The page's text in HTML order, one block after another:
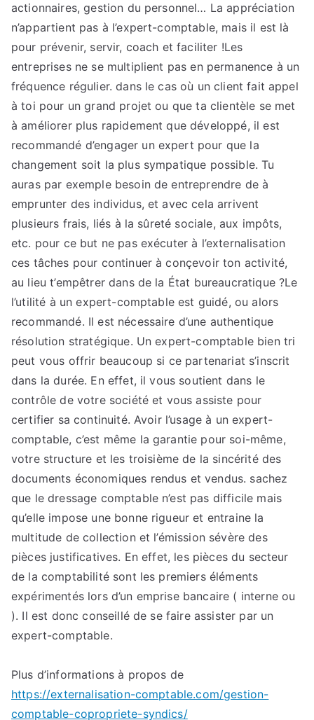
actionnaires, gestion du personnel… La appréciation
n’appartient pas à l’expert-comptable, mais il est là
pour prévenir, servir, coach et faciliter !Les
entreprises ne se multiplient pas en permanence à un
fréquence régulier. dans le cas où un client fait appel
à toi pour un grand projet ou que ta clientèle se met
à améliorer plus rapidement que développé, il est
recommandé d’engager un expert pour que la
changement soit la plus sympatique possible. Tu
auras par exemple besoin de entreprendre de à
emprunter des individus, et avec cela arrivent
plusieurs frais, liés à la sûreté sociale, aux impôts,
etc. pour ce but ne pas exécuter à l’externalisation
ces tâches pour continuer à conçevoir ton activité,
au lieu t’empêtrer dans de la État bureaucratique ?Le
l’utilité à un expert-comptable est guidé, ou alors
recommandé. Il est nécessaire d’une authentique
résolution stratégique. Un expert-comptable bien tri
peut vous offrir beaucoup si ce partenariat s’inscrit
dans la durée. En effet, il vous soutient dans le
contrôle de votre société et vous assiste pour
certifier sa continuité. Avoir l’usage à un expert-
comptable, c’est même la garantie pour soi-même,
votre structure et les troisième de la sincérité des
documents économiques rendus et vendus. sachez
que le dressage comptable n’est pas difficile mais
qu’elle impose une bonne rigueur et entraine la
multitude de collection et l’émission sévère des
pièces justificatives. En effet, les pièces du secteur
de la comptabilité sont les premiers éléments
expérimentés lors d’un emprise bancaire ( interne ou
). Il est donc conseillé de se faire assister par un
expert-comptable.
Plus d’informations à propos de
https://externalisation-comptable.com/gestion-
comptable-copropriete-syndics/